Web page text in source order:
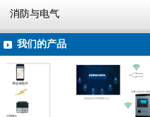
消防与电气
我们的产品